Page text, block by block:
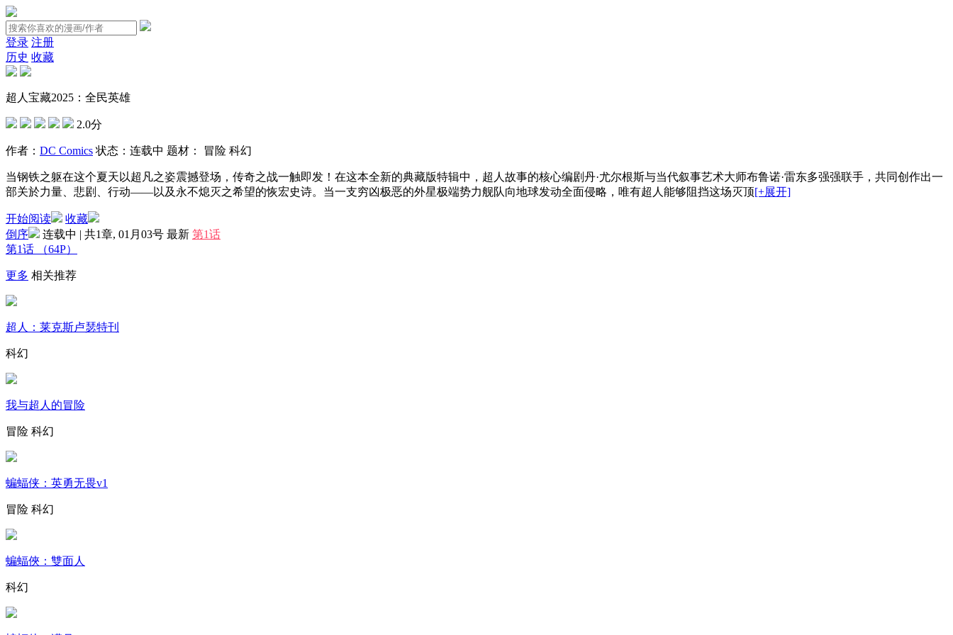
登录 注册
历史 收藏
超人宝藏2025：全民英雄
2.0分
作者： DC Comics 状态： 连载中 题材： 冒险 科幻
当钢铁之躯在这个夏天以超凡之姿震撼登场，传奇之战一触即发！在这本全新的典藏版特辑中，超人故事的核心编剧丹·尤尔根斯与当代叙事艺术大师布鲁诺·雷东多强强联手，共同创作出一
部关於力量、悲剧、行动——以及永不熄灭之希望的恢宏史诗。当一支穷凶极恶的外星极端势力舰队向地球发动全面侵略，唯有超人能够阻挡这场灭顶[+展开]
开始阅读
收藏
倒序
连载中 | 共1章, 01月03号 最新 第1话
第1话
（64P）
更多 相关推荐
超人：莱克斯卢瑟特刊
科幻
我与超人的冒险
冒险 科幻
蝙蝠侠：英勇无畏v1
冒险 科幻
蝙蝠俠：雙面人
科幻